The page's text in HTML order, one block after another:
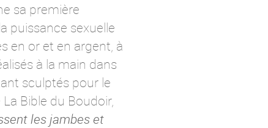
sa première
puissance sexuelle
en or et en argent, à
à la main dans
sculptés pour le
Bible du Boudoir,
les jambes et